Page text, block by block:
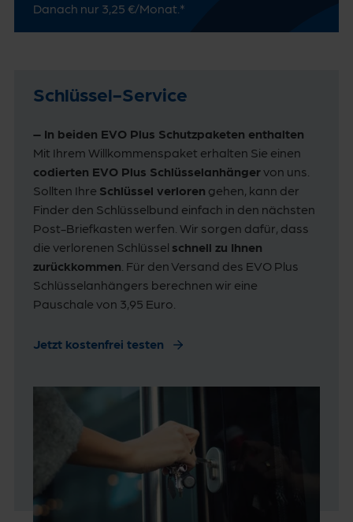
Danach nur 3,25 €/Monat.*
Schlüssel-Service
– In beiden EVO Plus Schutzpaketen enthalten
Mit Ihrem Willkommenspaket erhalten Sie einen
codierten EVO Plus Schlüsselanhängervon uns.
Sollten Ihre Schlüssel verloren gehen, kann der
Finder den Schlüsselbund einfach in den nächsten
Post-Briefkasten werfen. Wir sorgen dafür, dass
die verlorenen Schlüssel schnell zu Ihnen
zurückkommen . Für den Versand des EVO Plus
Schlüsselanhängers berechnen wir eine
Pauschale von 3,95 Euro.
Jetzt kostenfrei testen